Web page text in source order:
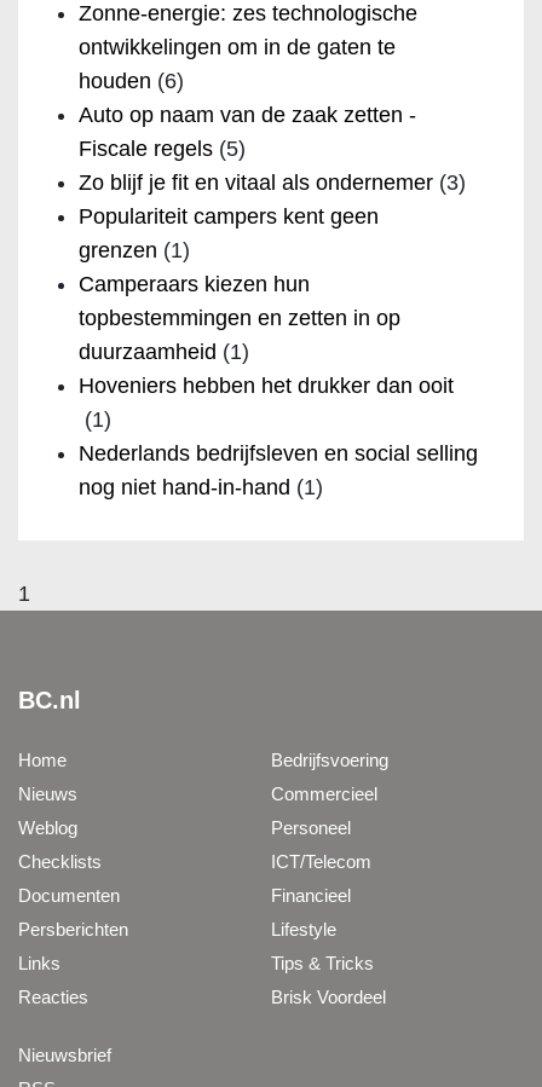
Zonne-energie: zes technologische
ontwikkelingen om in de gaten te
houden (6)
Auto op naam van de zaak zetten -
Fiscale regels (5)
Zo blijf je fit en vitaal als ondernemer (3)
Populariteit campers kent geen
grenzen (1)
Camperaars kiezen hun
topbestemmingen en zetten in op
duurzaamheid (1)
Hoveniers hebben het drukker dan ooit
(1)
Nederlands bedrijfsleven en social selling
nog niet hand-in-hand (1)
1
BC.nl
Home
Nieuws
Weblog
Checklists
Documenten
Persberichten
Links
Reacties
Bedrijfsvoering
Commercieel
Personeel
ICT/Telecom
Financieel
Lifestyle
Tips & Tricks
Brisk Voordeel
Nieuwsbrief